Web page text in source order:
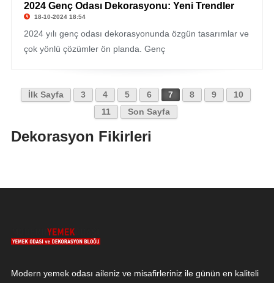
2024 Genç Odası Dekorasyonu: Yeni Trendler
18-10-2024 18:54
2024 yılı genç odası dekorasyonunda özgün tasarımlar ve
çok yönlü çözümler ön planda. Genç
İlk Sayfa 3 4 5 6 7 8 9
10
11
Son Sayfa
Dekorasyon Fikirleri
Modern yemek odası aileniz ve misafirleriniz ile günün en kaliteli